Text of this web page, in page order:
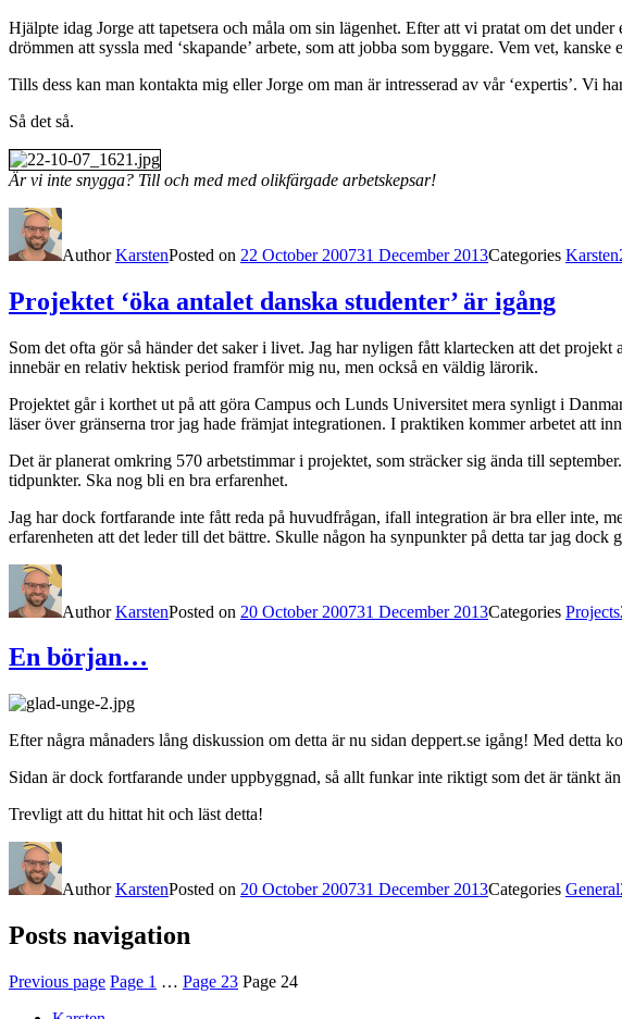
Hjälpte idag Jorge att tapetsera och måla om sin lägenhet. Efter att vi pratat om det
drömmen att syssla med ‘skapande’ arbete, som att jobba som byggare. Vem vet, kanske
Tills dess kan man kontakta mig eller Jorge om man är intresserad av vår ‘expertis’. Vi
Så det så.
Är vi inte snygga? Till och med med olikfärgade arbetskepsar!
AuthorKarstenPosted on 22 October 200731 December 2013Categories Karsten
Projektet ‘öka antalet danska studenter’ är igång
Som det ofta gör så händer det saker i livet. Jag har nyligen fått klartecken att det
innebär en relativ hektisk period framför mig nu, men också en väldig lärorik.
Projektet går i korthet ut på att göra Campus och Lunds Universitet mera synligt i
läser över gränserna tror jag hade främjat integrationen. I praktiken kommer arbetet att
Det är planerat omkring 570 arbetstimmar i projektet, som sträcker sig ända till
tidpunkter. Ska nog bli en bra erfarenhet.
Jag har dock fortfarande inte fått reda på huvudfrågan, ifall integration är bra eller inte,
erfarenheten att det leder till det bättre. Skulle någon ha synpunkter på detta tar jag dock
AuthorKarstenPosted on 20 October 200731 December 2013Categories Projects
En början…
Efter några månaders lång diskussion om detta är nu sidan deppert.se igång! Med
Sidan är dock fortfarande under uppbyggnad, så allt funkar inte riktigt som det är tänkt
Trevligt att du hittat hit och läst detta!
AuthorKarstenPosted on 20 October 200731 December 2013Categories General
Posts navigation
Previous page Page 1 … Page 23 Page 24